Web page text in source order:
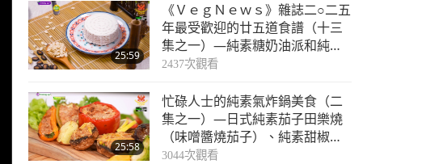
25:59
《ＶｅｇＮｅｗｓ》雜誌二○二五
年最受歡迎的廿五道食譜（十三
集之一）—純素糖奶油派和純素
廚師美代子．施娜的純素瑞可塔
2437次觀看
25:58
忙碌人士的純素氣炸鍋美食（二
集之一）—日式純素茄子田樂燒
（味噌醬燒茄子）、純素甜椒鑲
與波特菇鑲酥脆純素馬鈴薯與抱
3044次觀看